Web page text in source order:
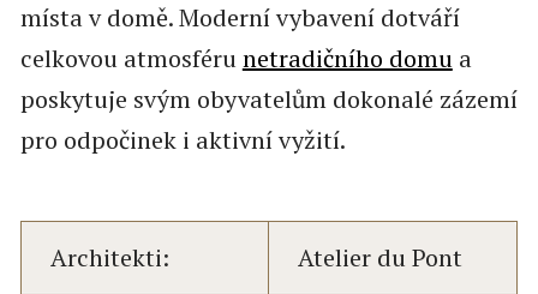
místa v domě. Moderní vybavení dotváří
celkovou atmosférunetradičního domua
poskytuje svým obyvatelům dokonalé zázemí
pro odpočinek i aktivní vyžití.
Architekti: Atelier du Pont